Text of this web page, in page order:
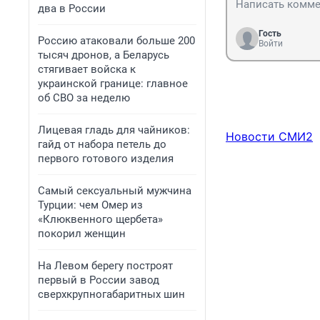
два в России
Россию атаковали больше 200
тысяч дронов, а Беларусь
стягивает войска к
украинской границе: главное
об СВО за неделю
Лицевая гладь для чайников:
гайд от набора петель до
первого готового изделия
Самый сексуальный мужчина
Турции: чем Омер из
«Клюквенного щербета»
покорил женщин
На Левом берегу построят
первый в России завод
сверхкрупногабаритных шин
Гость
Войти
Новости СМИ2